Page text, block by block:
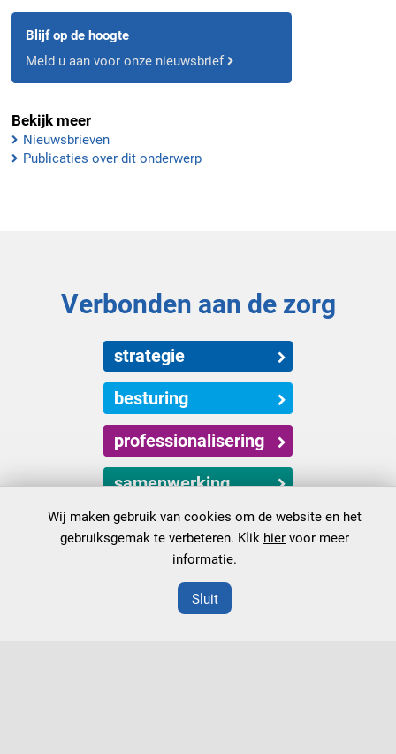
Blijf op de hoogte
Meld u aan voor onze nieuwsbrief
Bekijk meer
Nieuwsbrieven
Publicaties over dit onderwerp
Verbonden aan de zorg
strategie
besturing
professionalisering
samenwerking
medische staf en msb
Wij maken gebruik van cookies om de website en het
gebruiksgemak te verbeteren. Klik hier voor meer
informatie.
Sluit